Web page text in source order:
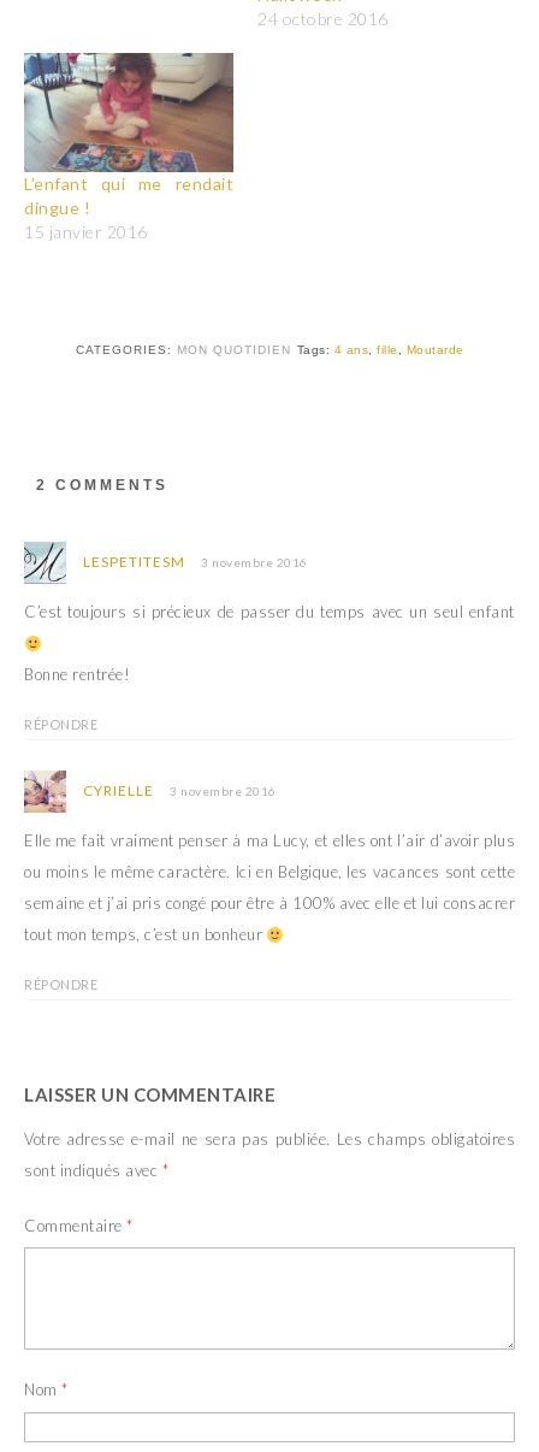
24 octobre 2016
L’enfant qui me rendait
dingue !
15 janvier 2016
CATEGORIES: MON QUOTIDIEN Tags: 4 ans, fille , Moutarde
2 COMMENTS
LESPETITESM 3 novembre 2016
C’est toujours si précieux de passer du temps avec un seul enfant
Bonne rentrée!
RÉPONDRE
CYRIELLE 3 novembre 2016
Elle me fait vraiment penser à ma Lucy, et elles ont l’air d’avoir plus
ou moins le même caractère. Ici en Belgique, les vacances sont cette
semaine et j’ai pris congé pour être à 100% avec elle et lui consacrer
tout mon temps, c’est un bonheur
RÉPONDRE
LAISSER UN COMMENTAIRE
Votre adresse e-mail ne sera pas publiée. Les champs obligatoires
sont indiqués avec *
Commentaire *
Nom *